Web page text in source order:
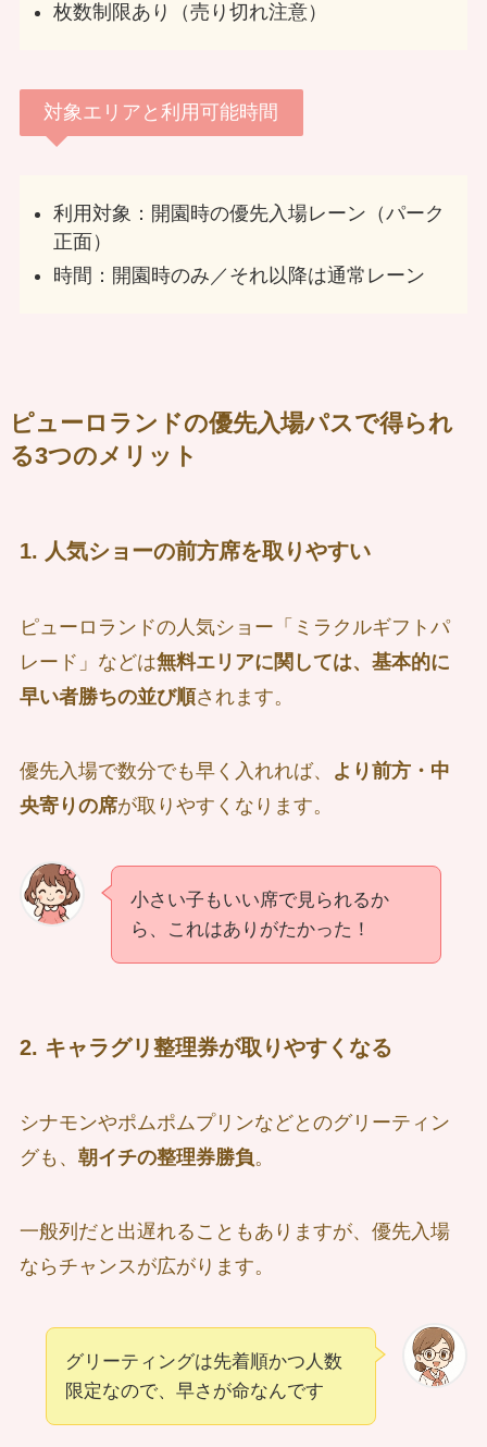
枚数制限あり（売り切れ注意）
対象エリアと利用可能時間
利用対象：開園時の優先入場レーン（パーク
正面）
時間：開園時のみ／それ以降は通常レーン
ピューロランドの優先入場パスで得られ
る3つのメリット
1. 人気ショーの前方席を取りやすい
ピューロランドの人気ショー「ミラクルギフトパ
レード」などは無料エリアに関しては、基本的に
早い者勝ちの並び順されます。
優先入場で数分でも早く入れれば、
より前方・中
央寄りの席が取りやすくなります。
小さい子もいい席で見られるか
ら、これはありがたかった！
2. キャラグリ整理券が取りやすくなる
シナモンやポムポムプリンなどとのグリーティン
グも、 朝イチの整理券勝負 。
一般列だと出遅れることもありますが、優先入場
ならチャンスが広がります。
グリーティングは先着順かつ人数
限定なので、早さが命なんです